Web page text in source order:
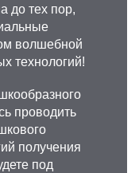
до тех пор,
волшебной
технологий!
проводить
получения
под